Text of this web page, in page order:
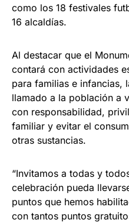
como los 18 festivales
16 alcaldías.
Al destacar que el
contará con actividades
para familias e infancias,
llamado a la población a
con responsabilidad,
familiar y evitar el
otras sustancias.
“Invitamos a todas y
celebración pueda
puntos que hemos
con tantos puntos